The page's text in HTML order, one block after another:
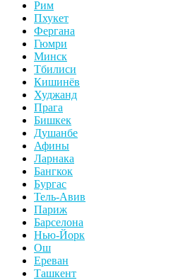
Рим
Пхукет
Фергана
Гюмри
Минск
Тбилиси
Кишинёв
Худжанд
Прага
Бишкек
Душанбе
Афины
Ларнака
Бангкок
Бургас
Тель-Авив
Париж
Барселона
Нью-Йорк
Ош
Ереван
Ташкент